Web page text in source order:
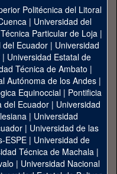
Politécnica del Litoral
| Universidad del
Particular de Loja|
del Ecuador| Universidad
| Universidad Estatal de
Técnica de Ambato |
Autónoma de los Andes|
Equinoccial| Pontificia
del Ecuador | Universidad
| Universidad
| Universidad de las
ESPE | Universidad de
Técnica de Machala|
| Universidad Nacional